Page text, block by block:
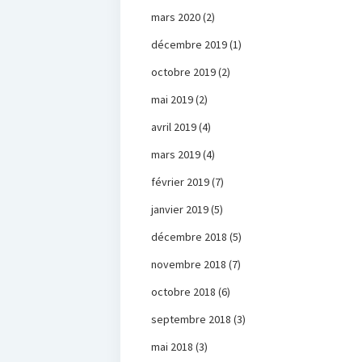
mars 2020(2)
décembre 2019(1)
octobre 2019(2)
mai 2019(2)
avril 2019(4)
mars 2019(4)
février 2019(7)
janvier 2019(5)
décembre 2018 (5)
novembre 2018 (7)
octobre 2018 (6)
septembre 2018 (3)
mai 2018 (3)